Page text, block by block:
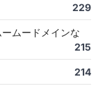
229
ムードメインな
215
214